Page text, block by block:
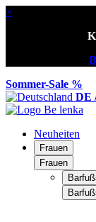
×
Sommer-Sale %
DE
Neuheiten
Frauen
Frauen